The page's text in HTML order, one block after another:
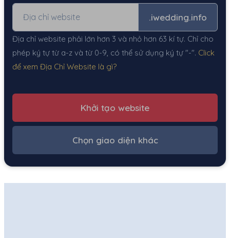
.iwedding.info
Địa chỉ website phải lớn hơn 3 và nhỏ hơn 63 kí tự. Chỉ cho
phép ký tự từ a-z và từ 0-9, có thể sử dụng ký tự "-". Click
để xem Địa Chỉ Website là gì?
Khởi tạo website
Chọn giao diện khác